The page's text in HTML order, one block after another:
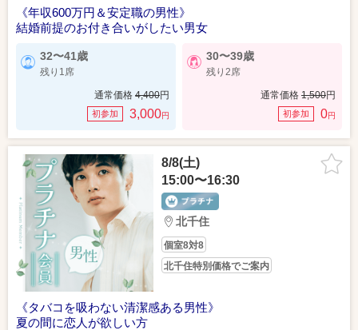
《年収600万円＆安定職の男性》
結婚前提のお付き合いがしたい男女
32〜41歳
残り1席
通常価格 4,400円
初参加 3,000円
30〜39歳
残り2席
通常価格 1,500円
初参加 0円
8/8(土)
15:00〜16:30
北千住
個室8対8
北千住特別価格でご案内
《タバコを吸わない清潔感ある男性》
夏の間に恋人が欲しい方